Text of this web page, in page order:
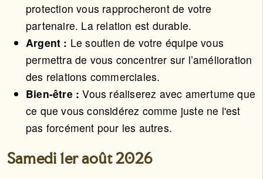
protection vous rapprocheront de votre
partenaire. La relation est durable.
Argent : Le soutien de votre équipe vous
permettra de vous concentrer sur l’amélioration
des relations commerciales.
Bien-être :Vous réaliserez avec amertume que
ce que vous considérez comme juste ne l'est
pas forcément pour les autres.
Samedi 1er août 2026